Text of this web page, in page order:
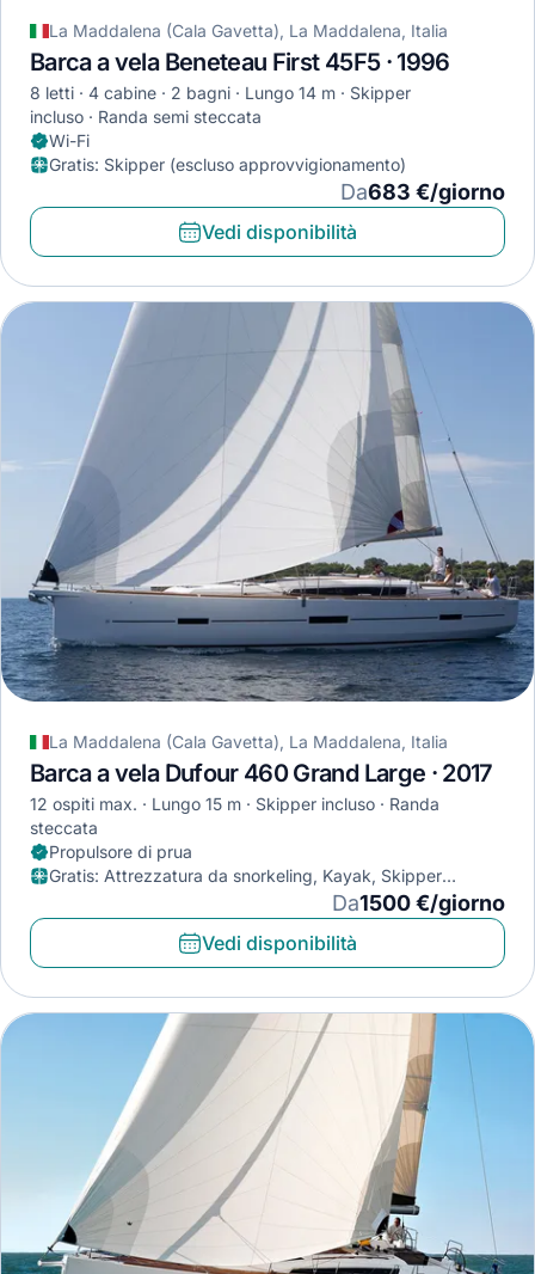
La Maddalena (Cala Gavetta), La Maddalena, Italia
Barca a vela Beneteau First 45F5 · 1996
8 letti 4 cabine 2 bagni Lungo 14 m
Skipper
incluso
Randa semi steccata
Wi-Fi
Gratis: Skipper (escluso approvvigionamento)
Da683 €/giorno
Vedi disponibilità
La Maddalena (Cala Gavetta), La Maddalena, Italia
Barca a vela Dufour 460 Grand Large · 2017
12 ospiti max. Lungo 15 m Skipper incluso
Randa
steccata
Propulsore di prua
Gratis: Attrezzatura da snorkeling, Kayak, Skipper
Da1500 €/giorno
Vedi disponibilità